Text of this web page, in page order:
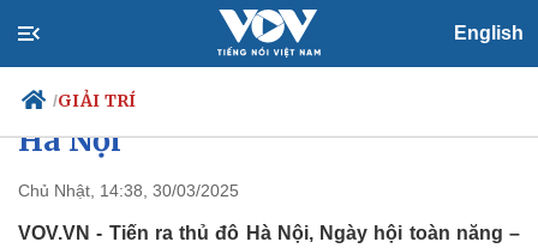
English
/GIẢI TRÍ
Chính trị
Xã hội
S.T Sơn Thạch, Slim V tuyển
sinh "Tân binh toàn năng" tại
Hà Nội
Chủ Nhật, 14:38, 30/03/2025
VOV.VN - Tiến ra thủ đô Hà Nội, Ngày hội toàn năng –